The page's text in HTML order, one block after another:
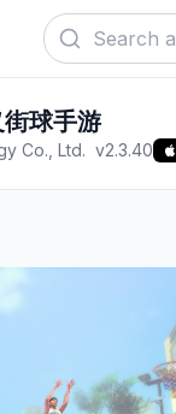
球手游
Co., Ltd. v2.3.40